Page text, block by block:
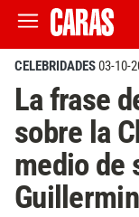
CELEBRIDADES03-10-
La frase
sobre la
medio de